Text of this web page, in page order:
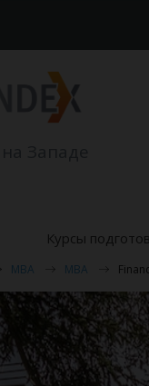
Курсы
MBA MBA